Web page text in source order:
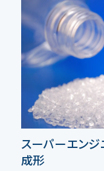
スーパーエンジ
成形